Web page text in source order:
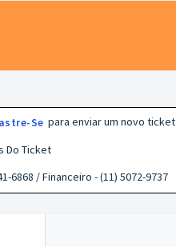
Se para enviar um novo ticket
Do Ticket
6868 / Financeiro - (11) 5072-9737